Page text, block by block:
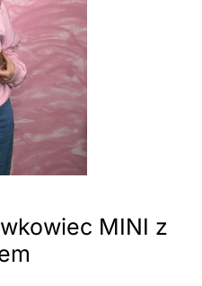
MINI z